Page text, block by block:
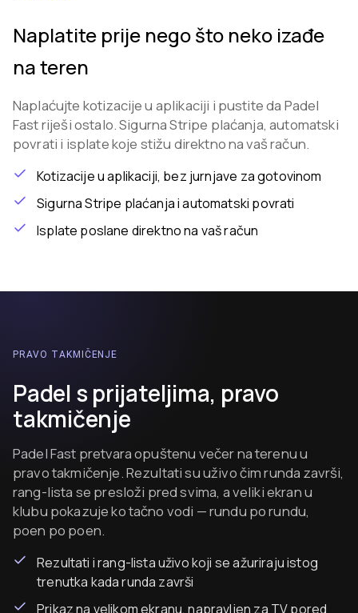
Naplatite prije nego što neko izađe
na teren
Naplaćujte kotizacije u aplikaciji i pustite da Padel
Fast riješi ostalo. Sigurna Stripe plaćanja, automatski
povrati i isplate koje stižu direktno na vaš račun.
Kotizacije u aplikaciji, bez jurnjave za gotovinom
Sigurna Stripe plaćanja i automatski povrati
Isplate poslane direktno na vaš račun
PRAVO TAKMIČENJE
Padel s prijateljima, pravo
takmičenje
Padel Fast pretvara opuštenu večer na terenu u
pravo takmičenje. Rezultati su uživo čim runda završi,
rang-lista se presloži pred svima, a veliki ekran u
klubu pokazuje ko tačno vodi — rundu po rundu,
poen po poen.
Rezultati i rang-lista uživo koji se ažuriraju istog
trenutka kada runda završi
Prikaz na velikom ekranu, napravljen za TV pored